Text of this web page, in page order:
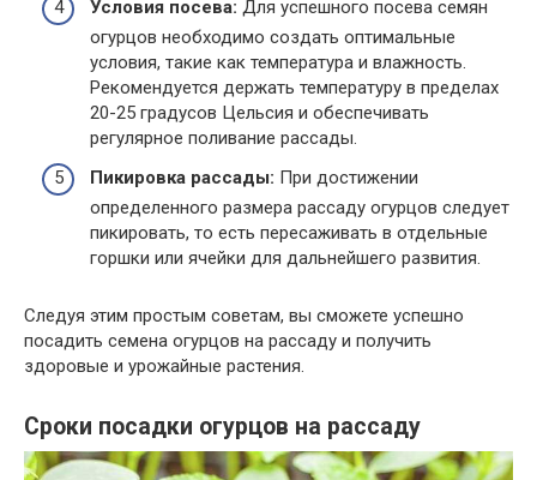
Условия посева: Для успешного посева семян
огурцов необходимо создать оптимальные
условия, такие как температура и влажность.
Рекомендуется держать температуру в пределах
20-25 градусов Цельсия и обеспечивать
регулярное поливание рассады.
Пикировка рассады: При достижении
определенного размера рассаду огурцов следует
пикировать, то есть пересаживать в отдельные
горшки или ячейки для дальнейшего развития.
Следуя этим простым советам, вы сможете успешно
посадить семена огурцов на рассаду и получить
здоровые и урожайные растения.
Сроки посадки огурцов на рассаду